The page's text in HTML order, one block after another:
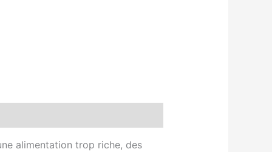
alimentation trop riche, des